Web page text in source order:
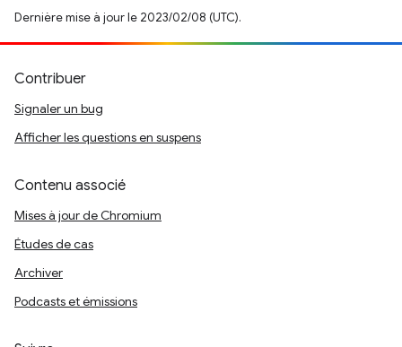
Dernière mise à jour le 2023/02/08 (UTC).
Contribuer
Signaler un bug
Afficher les questions en suspens
Contenu associé
Mises à jour de Chromium
Études de cas
Archiver
Podcasts et émissions